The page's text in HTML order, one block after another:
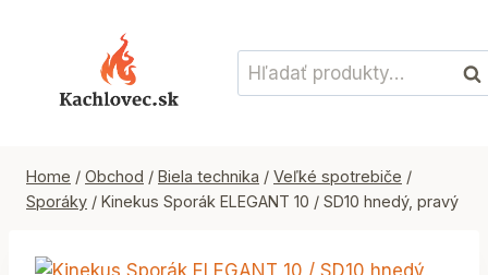
Hľadať:
Home / Obchod / Biela technika / Veľké spotrebiče /
Sporáky / Kinekus Sporák ELEGANT 10 / SD10 hnedý, pravý